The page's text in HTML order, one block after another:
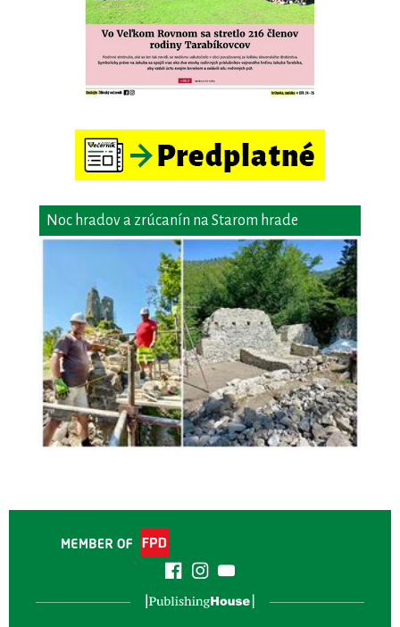
Noc hradov a zrúcanín na Starom hrade